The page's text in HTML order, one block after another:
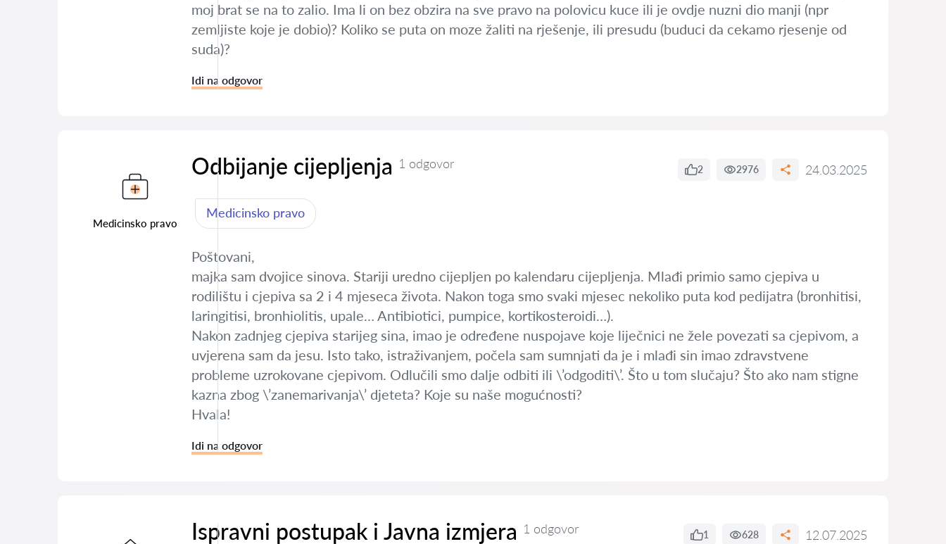
moj brat se na to zalio. Ima li on bez obzira na sve pravo na polovicu kuce ili je ovdje nuzni dio manji (npr
zemljiste koje je dobio)? Koliko se puta on moze žaliti na rješenje, ili presudu (buduci da cekamo rjesenje od
suda)?
Idi na odgovor
Medicinsko pravo
Odbijanje cijepljenja 1 odgovor 2 2976 24.03.2025
Medicinsko pravo
Poštovani,
majka sam dvojice sinova. Stariji uredno cijepljen po kalendaru cijepljenja. Mlađi primio samo cjepiva u
rodilištu i cjepiva sa 2 i 4 mjeseca života. Nakon toga smo svaki mjesec nekoliko puta kod pedijatra (bronhitisi,
laringitisi, bronhiolitis, upale… Antibiotici, pumpice, kortikosteroidi…).
Nakon zadnjeg cjepiva starijeg sina, imao je određene nuspojave koje liječnici ne žele povezati sa cjepivom, a
uvjerena sam da jesu. Isto tako, istraživanjem, počela sam sumnjati da je i mlađi sin imao zdravstvene
probleme uzrokovane cjepivom. Odlučili smo dalje odbiti ili \’odgoditi\’. Što u tom slučaju? Što ako nam stigne
kazna zbog \’zanemarivanja\’ djeteta? Koje su naše mogućnosti?
Hvala!
Idi na odgovor
Ispravni postupak i Javna izmjera 1 odgovor 1 628 12.07.2025